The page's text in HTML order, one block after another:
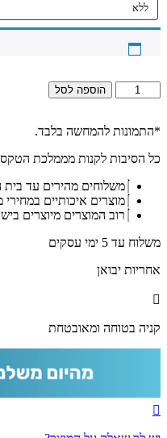
כמות
של
-
של
הבית
להדפסה
או
הוספה לסל
*התמונות להמחשה בלבד.
כל הסיבות לקנות מממלכת
משלוחים מהירים עד בית
מוצרים איכותיים במחירי
רוב המוצרים מיוצרים
משלוח עד 5 ימי עסקים
אחריות יבואן
קניה בטוחה ומאובטחת